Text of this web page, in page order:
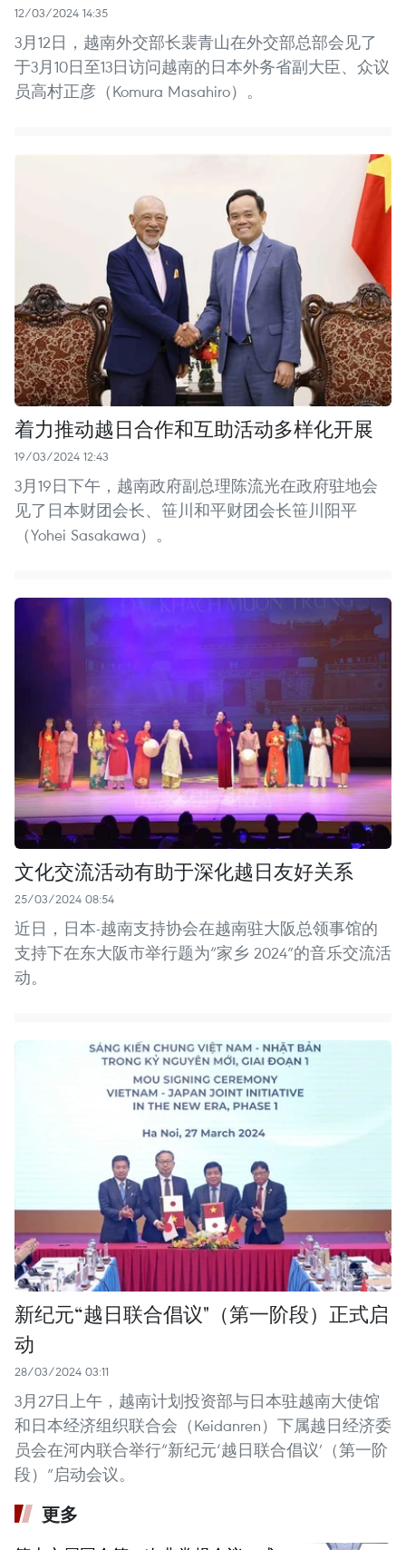
12/03/2024 14:35
3月12日，越南外交部长裴青山在外交部总部会见了
于3月10日至13日访问越南的日本外务省副大臣、众议
员高村正彦（Komura Masahiro）。
着力推动越日合作和互助活动多样化开展
19/03/2024 12:43
3月19日下午，越南政府副总理陈流光在政府驻地会
见了日本财团会长、笹川和平财团会长笹川阳平
（Yohei Sasakawa）。
文化交流活动有助于深化越日友好关系
25/03/2024 08:54
近日，日本-越南支持协会在越南驻大阪总领事馆的
支持下在东大阪市举行题为“家乡 2024”的音乐交流活
动。
新纪元“越日联合倡议"（第一阶段）正式启
动
28/03/2024 03:11
3月27日上午，越南计划投资部与日本驻越南大使馆
和日本经济组织联合会（Keidanren）下属越日经济委
员会在河内联合举行“新纪元‘越日联合倡议’（第一阶
段）”启动会议。
更多